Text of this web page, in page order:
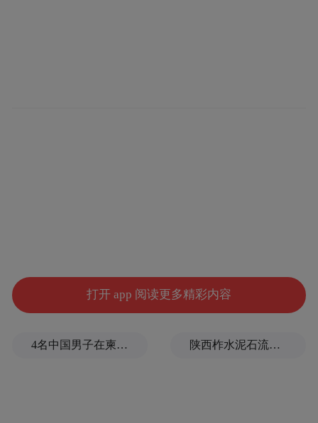
7月7日，在俄罗斯莫斯科，游客漫步于莫斯
打开 app 阅读更多精彩内容
4名中国男子在柬埔寨杀人抛尸，被判无期 陕西柞水泥石流已致2人死亡，仍有1人失联